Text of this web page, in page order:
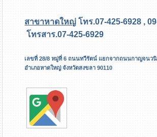
สาขาหาดใหญ่ โทร.07-425-6928 ,
โทรสาร.07-425-6929
เลขที่ 28/8 หมู่ที่ 6 ถนนทวีรัตน์ แยกจากถนนกาญจนว
อำเภอหาดใหญ่ จังหวัดสงขลา 90110